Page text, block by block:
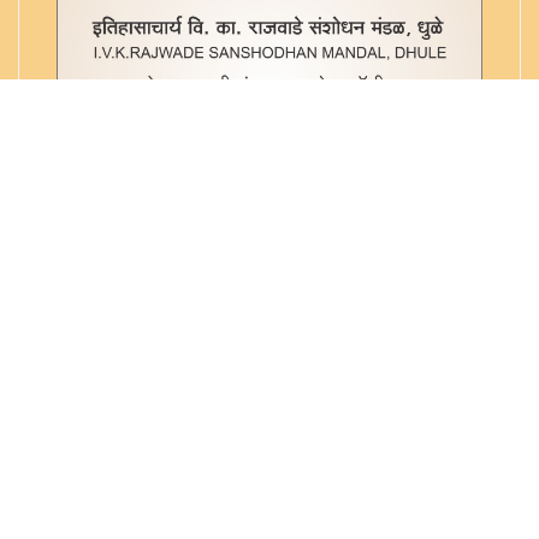
गोदा निर्णय चंद्रीका - ३२८ स्मृ. ९४
गोपिनाथकृत जातिदर्पण - ३२८ स्मृ. ५७